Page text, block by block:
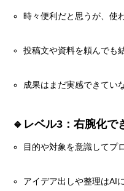
時々便利だと思うが、使
投稿文や資料を頼んでも
成果はまだ実感できてい
🔹レベル3：右腕化で
目的や対象を意識してプ
アイデア出しや整理はAI